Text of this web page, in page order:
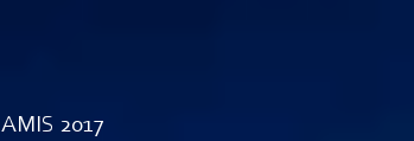
2017